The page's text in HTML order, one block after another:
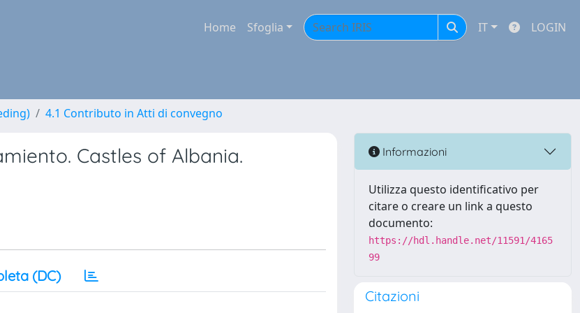
Home Sfoglia IT LOGIN
4.1 Contributo in Atti di convegno
Castles of Albania.
(DC)
Informazioni
Utilizza questo identificativo per
citare o creare un link a questo
documento:
https://hdl.handle.net/11591/4165
99
Citazioni